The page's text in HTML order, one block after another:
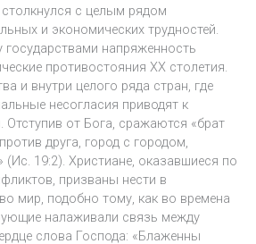
с целым рядом
и экономических трудностей.
напряженность
противостояния XX столетия.
и внутри целого ряда стран, где
несогласия приводят к
Отступив от Бога, сражаются «брат
друга, город с городом,
(Ис. 19:2). Христиане, оказавшиеся по
призваны нести в
мир, подобно тому, как во времена
налаживали связь между
слова Господа: «Блаженны